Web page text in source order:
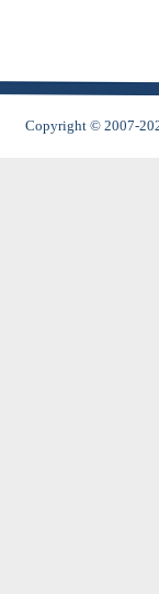
Copyright © 2007-